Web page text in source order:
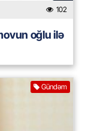
102
oğlu ilə
Gündəm